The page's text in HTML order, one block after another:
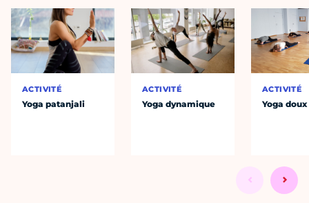
ACTIVITÉ
Yoga patanjali
ACTIVITÉ
Yoga dynamique
ACTIVITÉ
Yoga doux